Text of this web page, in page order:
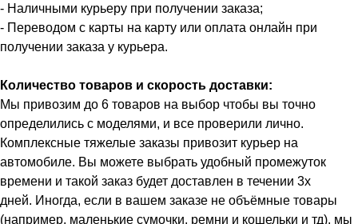
- Наличными курьеру при получении заказа;
- Переводом с карты на карту или оплата онлайн при
получении заказа у курьера.
Количество товаров и скорость доставки:
Мы привозим до 6 товаров на выбор чтобы вы точно
определились с моделями, и все проверили лично.
Комплексные тяжелые заказы привозит курьер на
автомобиле. Вы можете выбрать удобный промежуток
времени и такой заказ будет доставлен в течении 3х
дней. Иногда, если в вашем заказе не объёмные товары
(например, маленькие сумочки, ремни и кошельки и тд), мы